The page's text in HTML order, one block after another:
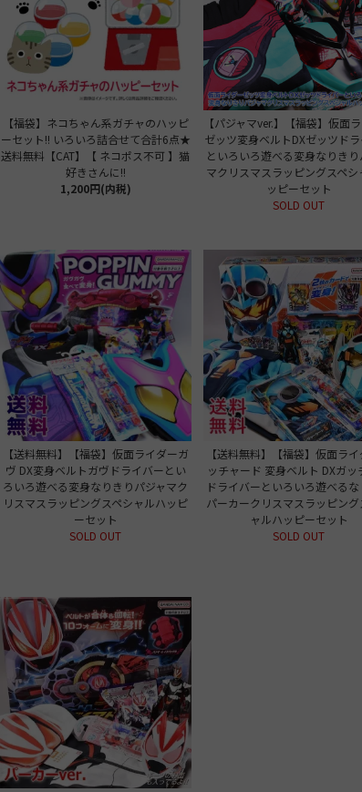
【福袋】ネコちゃん系ガチャのハッピ
ーセット!! いろいろ詰合せて合計6点★
送料無料【CAT】【 ネコポス不可 】猫
好きさんに!!
1,200円(内税)
【パジャマver.】【福袋】仮面
ゼッツ変身ベルトDXゼッツド
といろいろ遊べる変身なりきり
マクリスマスラッピングスペシ
ッピーセット
SOLD OUT
【送料無料】【福袋】仮面ライダーガ
ヴ DX変身ベルトガヴドライバーとい
ろいろ遊べる変身なりきりパジャマク
リスマスラッピングスペシャルハッピ
ーセット
SOLD OUT
【送料無料】【福袋】仮面ラ
ッチャード 変身ベルト DXガッ
ドライバーといろいろ遊べるな
パーカークリスマスラッピング
ャルハッピーセット
SOLD OUT